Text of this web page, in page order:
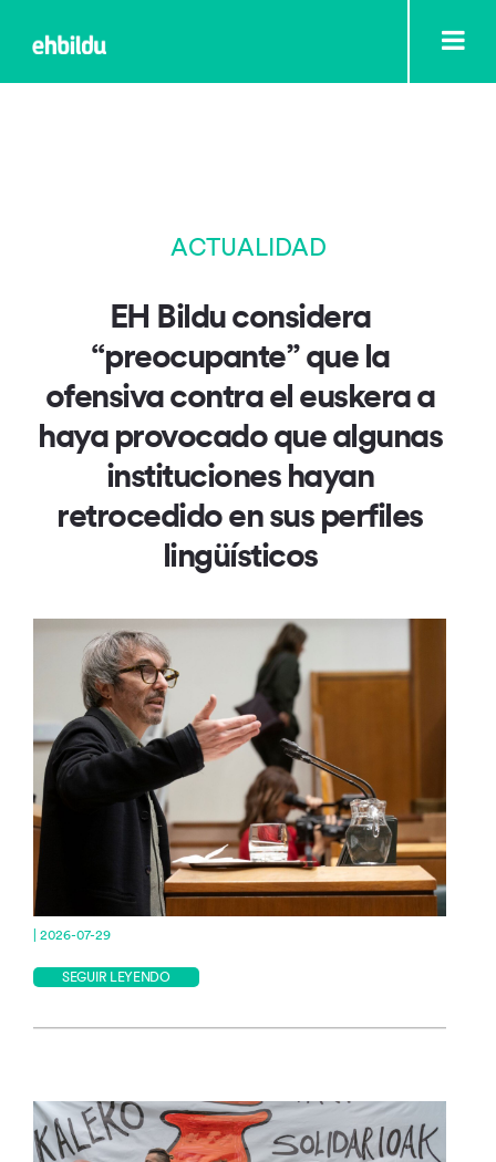
ACTUALIDAD
EH Bildu considera
“preocupante” que la
ofensiva contra el euskera a
haya provocado que algunas
instituciones hayan
retrocedido en sus perfiles
lingüísticos
| 2026-07-29
SEGUIR LEYENDO